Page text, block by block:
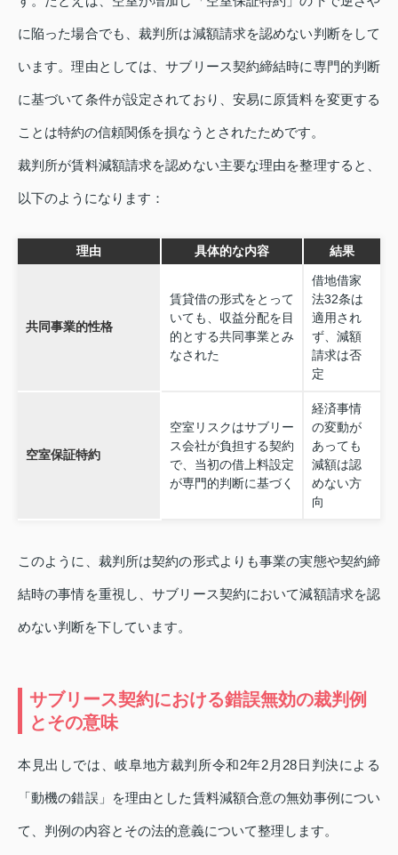
に陥った場合でも、裁判所は減額請求を認めない判断をして
います。理由としては、サブリース契約締結時に専門的判断
に基づいて条件が設定されており、安易に原賃料を変更する
ことは特約の信頼関係を損なうとされたためです。
裁判所が賃料減額請求を認めない主要な理由を整理すると、
以下のようになります：
理由 具体的な内容 結果
共同事業的性格
賃貸借の形式をとって
いても、収益分配を目
的とする共同事業とみ
なされた
借地借家
法32条は
適用され
ず、減額
請求は否
定
空室保証特約
空室リスクはサブリー
ス会社が負担する契約
で、当初の借上料設定
が専門的判断に基づく
経済事情
の変動が
あっても
減額は認
めない方
向
このように、裁判所は契約の形式よりも事業の実態や契約締
結時の事情を重視し、サブリース契約において減額請求を認
めない判断を下しています。
サブリース契約における錯誤無効の裁判例
とその意味
本見出しでは、岐阜地方裁判所令和2年2月28日判決による
「動機の錯誤」を理由とした賃料減額合意の無効事例につい
て、判例の内容とその法的意義について整理します。